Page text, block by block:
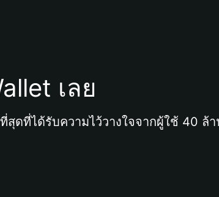
เลย
ดที่ได้รับความไว้วางใจจากผู้ใช้ 40 ล้